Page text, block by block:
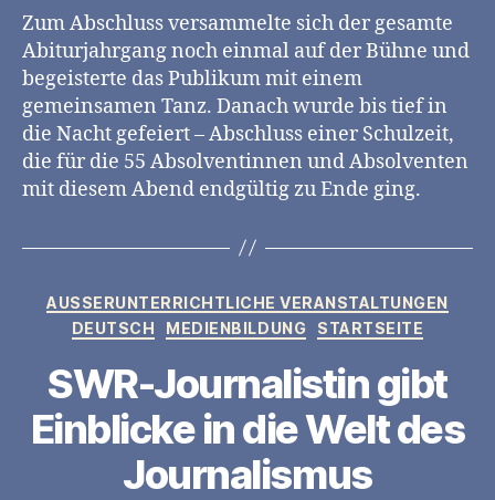
Zum Abschluss versammelte sich der gesamte
Abiturjahrgang noch einmal auf der Bühne und
begeisterte das Publikum mit einem
gemeinsamen Tanz. Danach wurde bis tief in
die Nacht gefeiert – Abschluss einer Schulzeit,
die für die 55 Absolventinnen und Absolventen
mit diesem Abend endgültig zu Ende ging.
Kategorien
AUSSERUNTERRICHTLICHE VERANSTALTUNGEN
DEUTSCH
MEDIENBILDUNG STARTSEITE
SWR-Journalistin gibt
Einblicke in die Welt des
Journalismus